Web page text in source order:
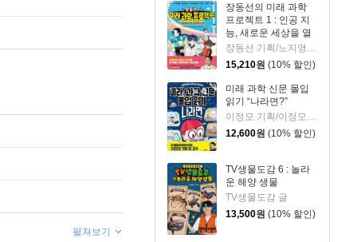
장동선의 미래 과학
프로젝트 1 : 인공 지
능, 새로운 세상을 열
다
장동선 기획/노지영,송석리 글/김지인 그림
15,210원 (10% 할인)
미래 과학 신문 몰입
읽기 “나라면?”
이정모 기획/이정모 감수/박정란,서재인 글/신병근 그림
12,600원 (10% 할인)
TV생물도감 6 : 놀라
운 해양 생물
TV생물도감 글
13,500원 (10% 할인)
펼쳐보기